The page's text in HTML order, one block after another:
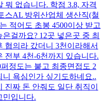
뭐 없습니다. 학점 3.8, 자격
스AL 방위산업체 생산직(철
적어도 초봉 4500이상 받고
걸까요? 12곳 넣은곳 중 최
협의라 갔더니 3천이라해서
전부 4천-6천까지 있습니다.
정도는 붙고 최종면접도 2
욕심인가 싶기도하네요..
진짜 돈 안줘도 일단 취직이
민입니다.